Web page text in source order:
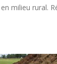
milieu rural.